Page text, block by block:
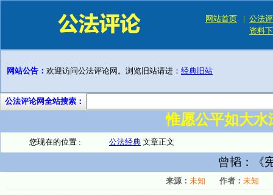
网站首页 | 公法
资料
网站公告： 欢迎访问公法评论网。浏览旧站请进： 经典旧站
公法评论网全站搜索：
惟愿公平如大
您现在的位置 : 公法经典 文章正文
曾韬：《
来源： 未知 作者： 未知